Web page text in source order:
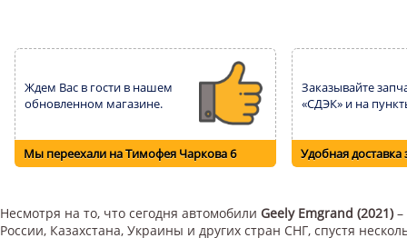
Ждем Вас в гости в нашем
обновленном магазине.
Мы переехали на Тимофея Чаркова 6
Заказывайте
«СДЭК» и на
Удобная доставка
Несмотря на то, что сегодня автомобили Geely Emgrand (2021)
России, Казахстана, Украины и других стран СНГ, спустя